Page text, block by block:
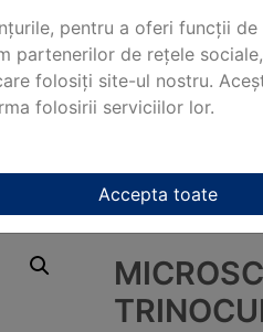
metalurgic Trinocular
pentru a oferi funcții de
partenerilor de rețele
folosiți site-ul nostru.
folosirii serviciilor lor.
Accepta toate